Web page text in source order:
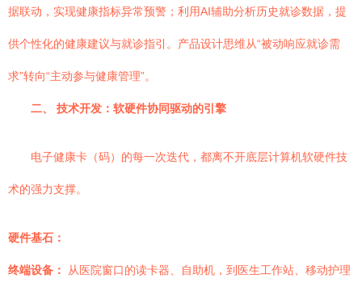
据联动，实现健康指标异常预警；利用AI辅助分析历史就诊数据，提
供个性化的健康建议与就诊指引。产品设计思维从“被动响应就诊需
求”转向“主动参与健康管理”。
二、 技术开发：软硬件协同驱动的引擎
电子健康卡（码）的每一次迭代，都离不开底层计算机软硬件技
术的强力支撑。
硬件基石：
终端设备： 从医院窗口的读卡器、自助机，到医生工作站、移动护理